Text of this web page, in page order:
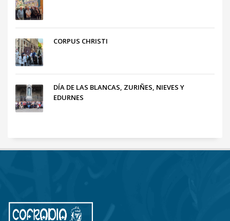
CORPUS CHRISTI
DÍA DE LAS BLANCAS, ZURIÑES, NIEVES Y
EDURNES